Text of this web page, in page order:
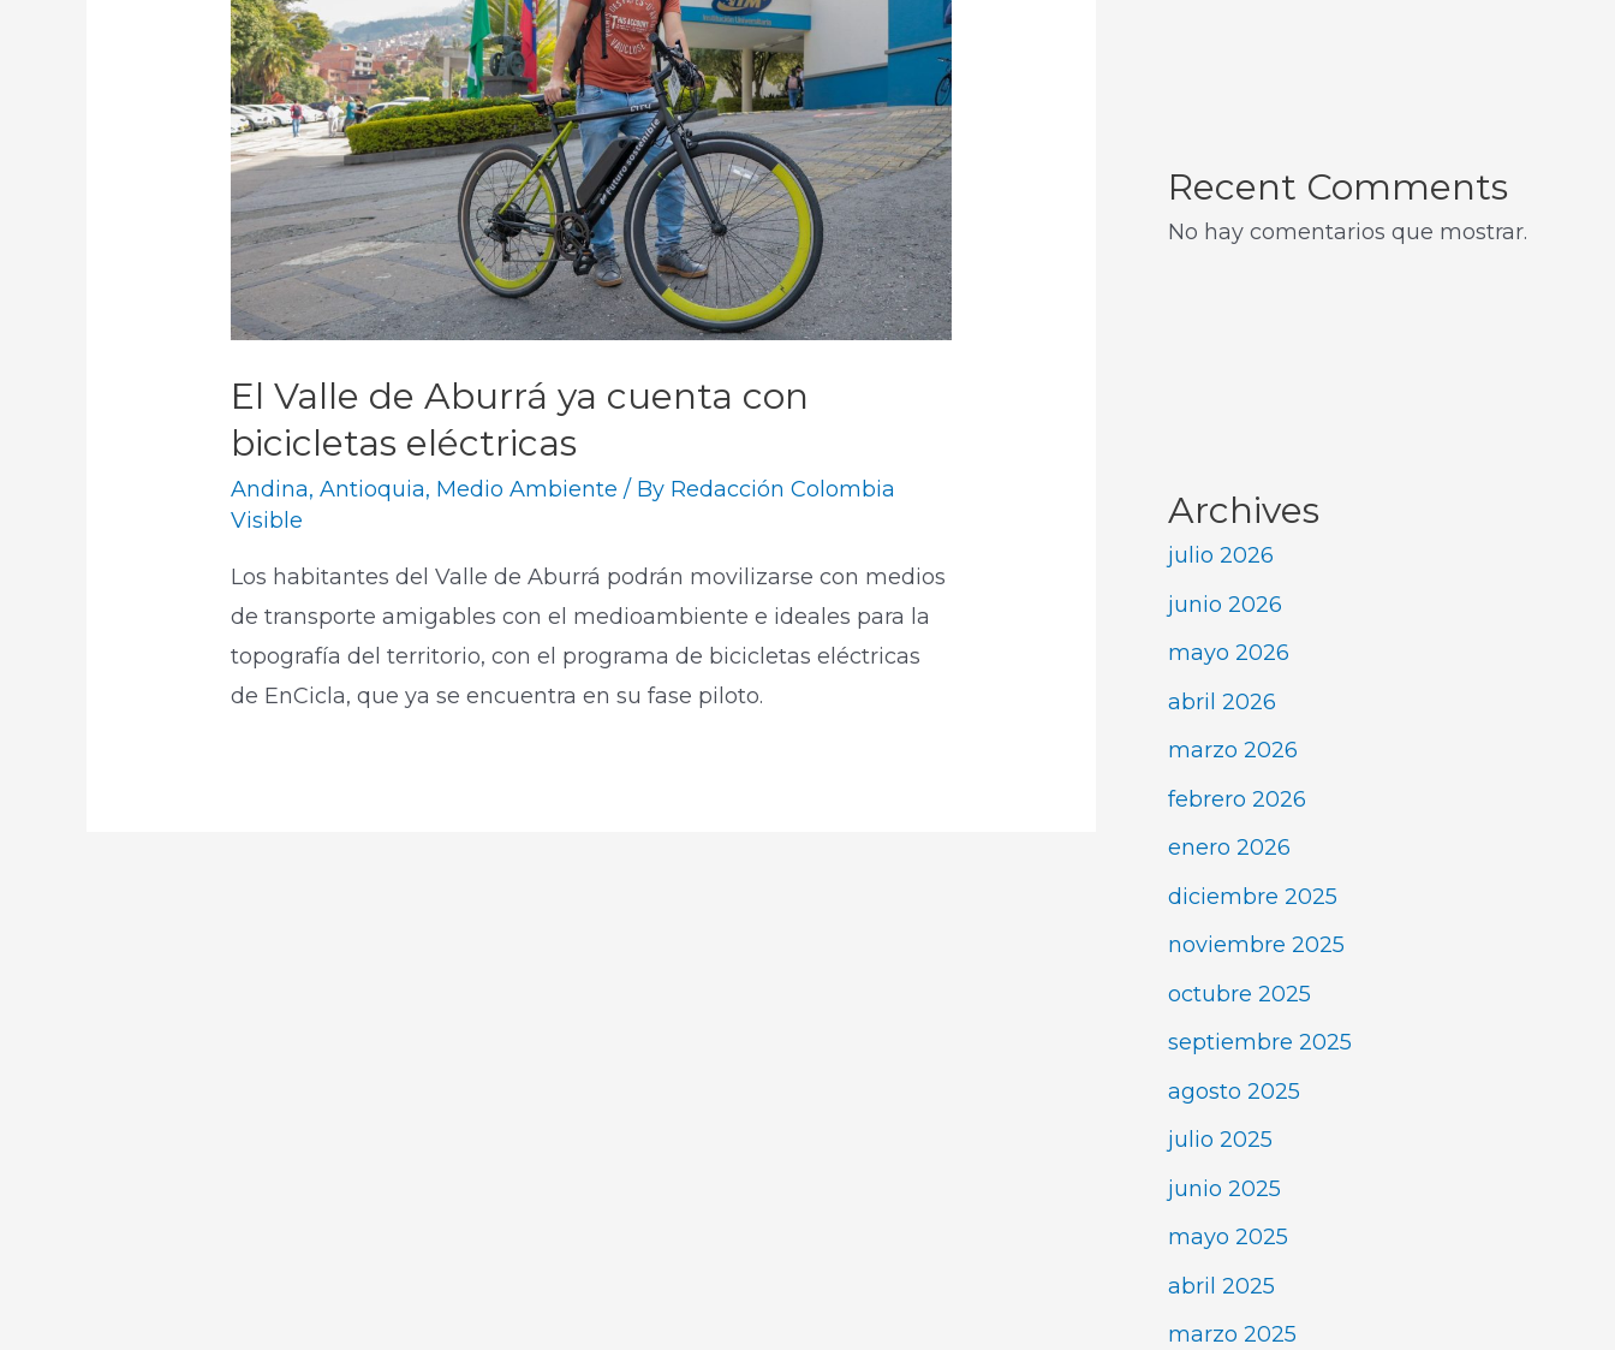
El Valle de Aburrá ya cuenta con
bicicletas eléctricas
Andina,Antioquia, Medio Ambiente / By Redacción Colombia
Visible
Los habitantes del Valle de Aburrá podrán movilizarse con medios
de transporte amigables con el medioambiente e ideales para la
topografía del territorio, con el programa de bicicletas eléctricas
de EnCicla, que ya se encuentra en su fase piloto.
Recent Comments
No hay comentarios que mostrar.
Archives
julio 2026
junio 2026
mayo 2026
abril 2026
marzo 2026
febrero 2026
enero 2026
diciembre 2025
noviembre 2025
octubre 2025
septiembre 2025
agosto 2025
julio 2025
junio 2025
mayo 2025
abril 2025
marzo 2025